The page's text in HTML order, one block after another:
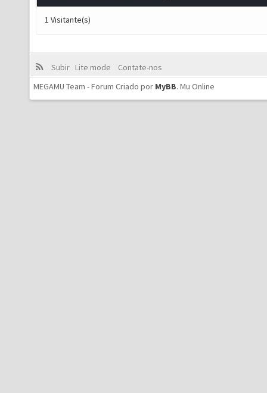
1 Visitante(s)
Subir Lite mode
Contate-nos
MEGAMU Team - Forum Criado por MyBB. Mu Online